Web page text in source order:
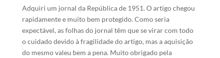
Adquiri um jornal da República de 1951. O artigo chegou
rapidamente e muito bem protegido. Como seria
expectável, as folhas do jornal têm que se virar com todo
o cuidado devido à fragilidade do artigo, mas a aquisição
do mesmo valeu bem a pena. Muito obrigado pela